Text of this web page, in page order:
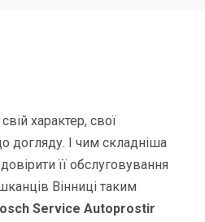
характер, свої
догляду. І чим складніша
її обслуговування
Вінниці таким
Service Autoprostir